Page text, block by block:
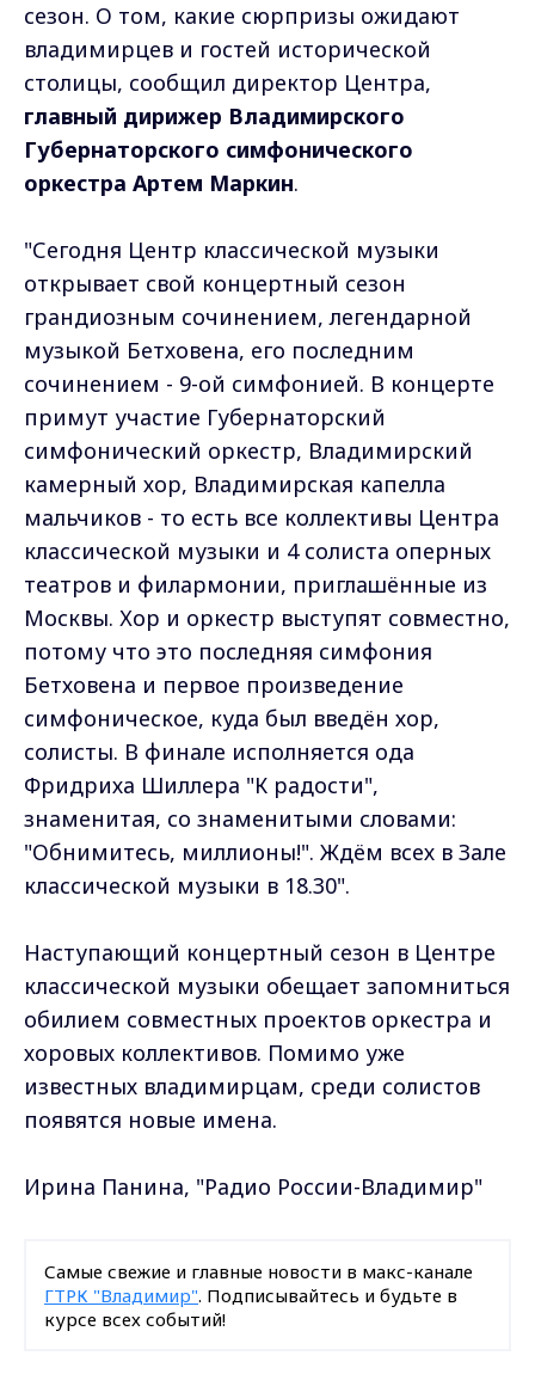
сезон. О том, какие сюрпризы ожидают
владимирцев и гостей исторической
столицы, сообщил директор Центра,
главный дирижер Владимирского
Губернаторского симфонического
оркестра Артем Маркин.
"Сегодня Центр классической музыки
открывает свой концертный сезон
грандиозным сочинением, легендарной
музыкой Бетховена, его последним
сочинением - 9-ой симфонией. В концерте
примут участие Губернаторский
симфонический оркестр, Владимирский
камерный хор, Владимирская капелла
мальчиков - то есть все коллективы Центра
классической музыки и 4 солиста оперных
театров и филармонии, приглашённые из
Москвы. Хор и оркестр выступят совместно,
потому что это последняя симфония
Бетховена и первое произведение
симфоническое, куда был введён хор,
солисты. В финале исполняется ода
Фридриха Шиллера "К радости",
знаменитая, со знаменитыми словами:
"Обнимитесь, миллионы!". Ждём всех в Зале
классической музыки в 18.30".
Наступающий концертный сезон в Центре
классической музыки обещает запомниться
обилием совместных проектов оркестра и
хоровых коллективов. Помимо уже
известных владимирцам, среди солистов
появятся новые имена.
Ирина Панина, "Радио России-Владимир"
Самые свежие и главные новости в макс-канале
ГТРК "Владимир". Подписывайтесь и будьте в
курсе всех событий!